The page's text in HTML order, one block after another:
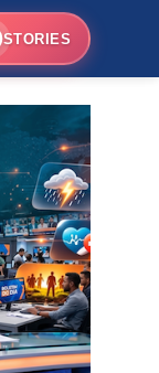
STORIES